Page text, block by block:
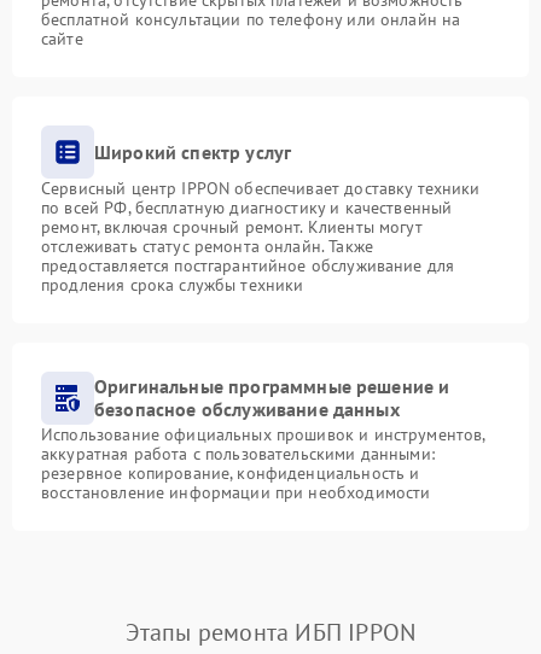
бесплатной консультации по телефону или онлайн на
сайте
Широкий спектр услуг
Сервисный центр IPPON обеспечивает доставку техники
по всей РФ, бесплатную диагностику и качественный
ремонт, включая срочный ремонт. Клиенты могут
отслеживать статус ремонта онлайн. Также
предоставляется постгарантийное обслуживание для
продления срока службы техники
Оригинальные программные решение и
безопасное обслуживание данных
Использование официальных прошивок и инструментов,
аккуратная работа с пользовательскими данными:
резервное копирование, конфиденциальность и
восстановление информации при необходимости
Этапы ремонта ИБП IPPON